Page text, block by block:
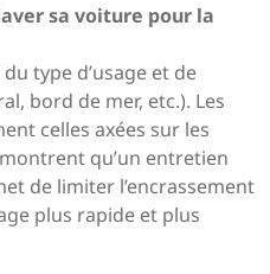
sa voiture pour la
type d’usage et de
bord de mer, etc.). Les
celles axées sur les
qu’un entretien
de limiter l’encrassement
plus rapide et plus